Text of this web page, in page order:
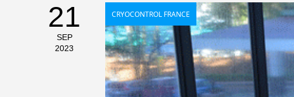
21
SEP
2023
CRYOCONTROL FRANCE